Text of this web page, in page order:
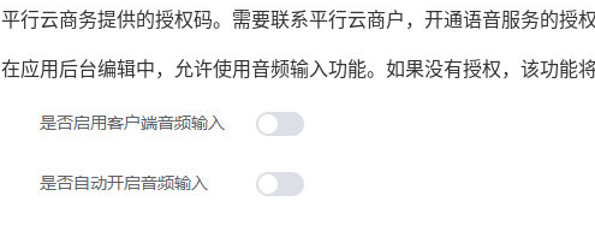
平行云商务提供的授权码。需要联系平行云商户，开通语音服务的授权
在应用后台编辑中，允许使用音频输入功能。如果没有授权，该功能将